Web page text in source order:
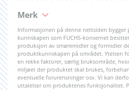
Merk
Informasjonen på denne nettsiden bygger
kunnskapen som FUCHS-konsernet
produksjon av smøremidler og formidler
produktkunnskapen på området. Ytelsen
en rekke faktorer, særlig bruksområde,
miljøet der produktet skal brukes,
eventuelle forurensninger osv. Vi kan
uttalelser om produktenes funksjonalitet.